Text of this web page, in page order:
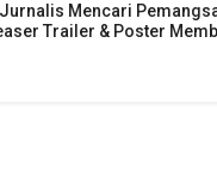
Mencari
Trailer & Poster